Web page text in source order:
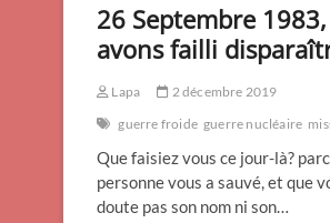
26 Septembre
avons failli
Lapa
2 décembre 2019
guerre froide guerre nucléaire
Que faisiez vous ce jour-là?
personne vous a sauvé, et que
doute pas son nom ni son…